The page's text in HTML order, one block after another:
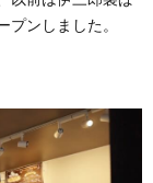
プンしました。